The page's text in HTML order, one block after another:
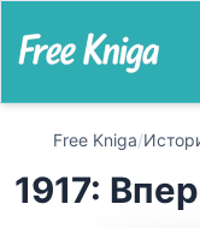
Free Kniga/
1917: